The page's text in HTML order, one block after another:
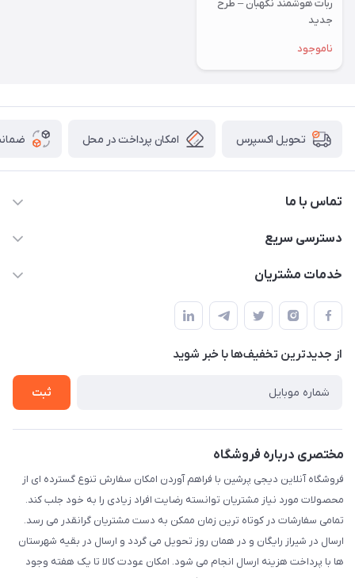
ربات هوشمند نگهبان – طرح
جدید
ناموجود
تحویل اکسپرس امکان پرداخت در محل
تماس با ما
09172138137
دسترسی سریع
حساب کاربری
لیست محصولات
درباره ما
خدمات مشتریان
قوانین و مقررات
حریم خصوصی
راهنما
از جدید‌ترین تخفیف‌ها با‌ خبر شوید
ثبت
مختصری درباره فروشگاه
فروشگاه آنلاین دیجی پرشین با فراهم آوردن امکان سفارش تنوع گسترده ای از
محصولات مورد نیاز مشتریان توانسته رضایت افراد زیادی را به خود جلب کند.
تمامی سفارشات در کوتاه ترین زمان ممکن به دست مشتریان گرانقدر می رسد.
ارسال در شیراز رایگان و در همان روز تحویل می گردد و ارسال در بقیه شهرستان
ها با پرداخت هزینه ارسال انجام می شود. امکان عودت کالا تا یک هفته وجود